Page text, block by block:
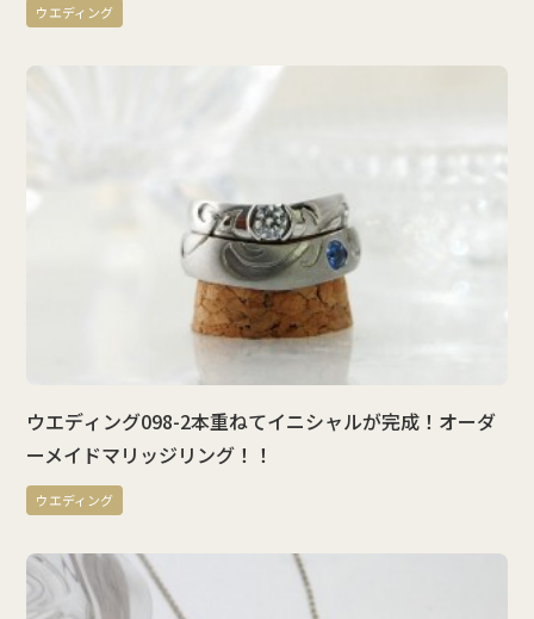
ウエディング
ウエディング098-2本重ねてイニシャルが完成！オーダ
ーメイドマリッジリング！！
ウエディング